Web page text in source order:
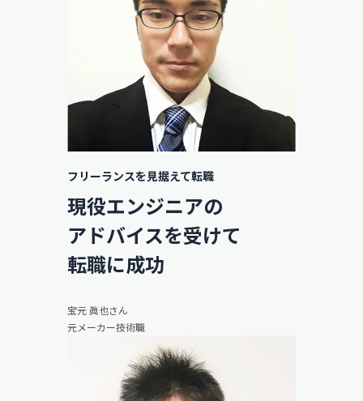
フリーランスを見据えて転職
現役エンジニアの
アドバイスを受けて
転職に成功
宝元 眞也さん
元メーカー技術職